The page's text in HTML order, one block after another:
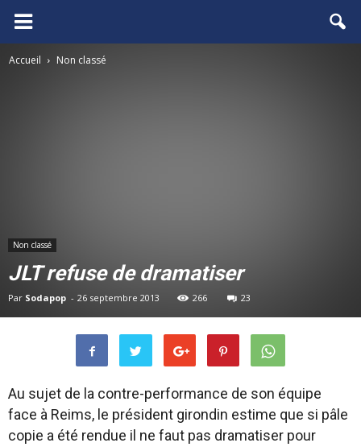
FCGB.net
Accueil Non classé
Non classé
JLT refuse de dramatiser
Par Sodapop - 26 septembre 2013 266 23
Au sujet de la contre-performance de son équipe
face à Reims, le président girondin estime que si pâle
copie a été rendue il ne faut pas dramatiser pour